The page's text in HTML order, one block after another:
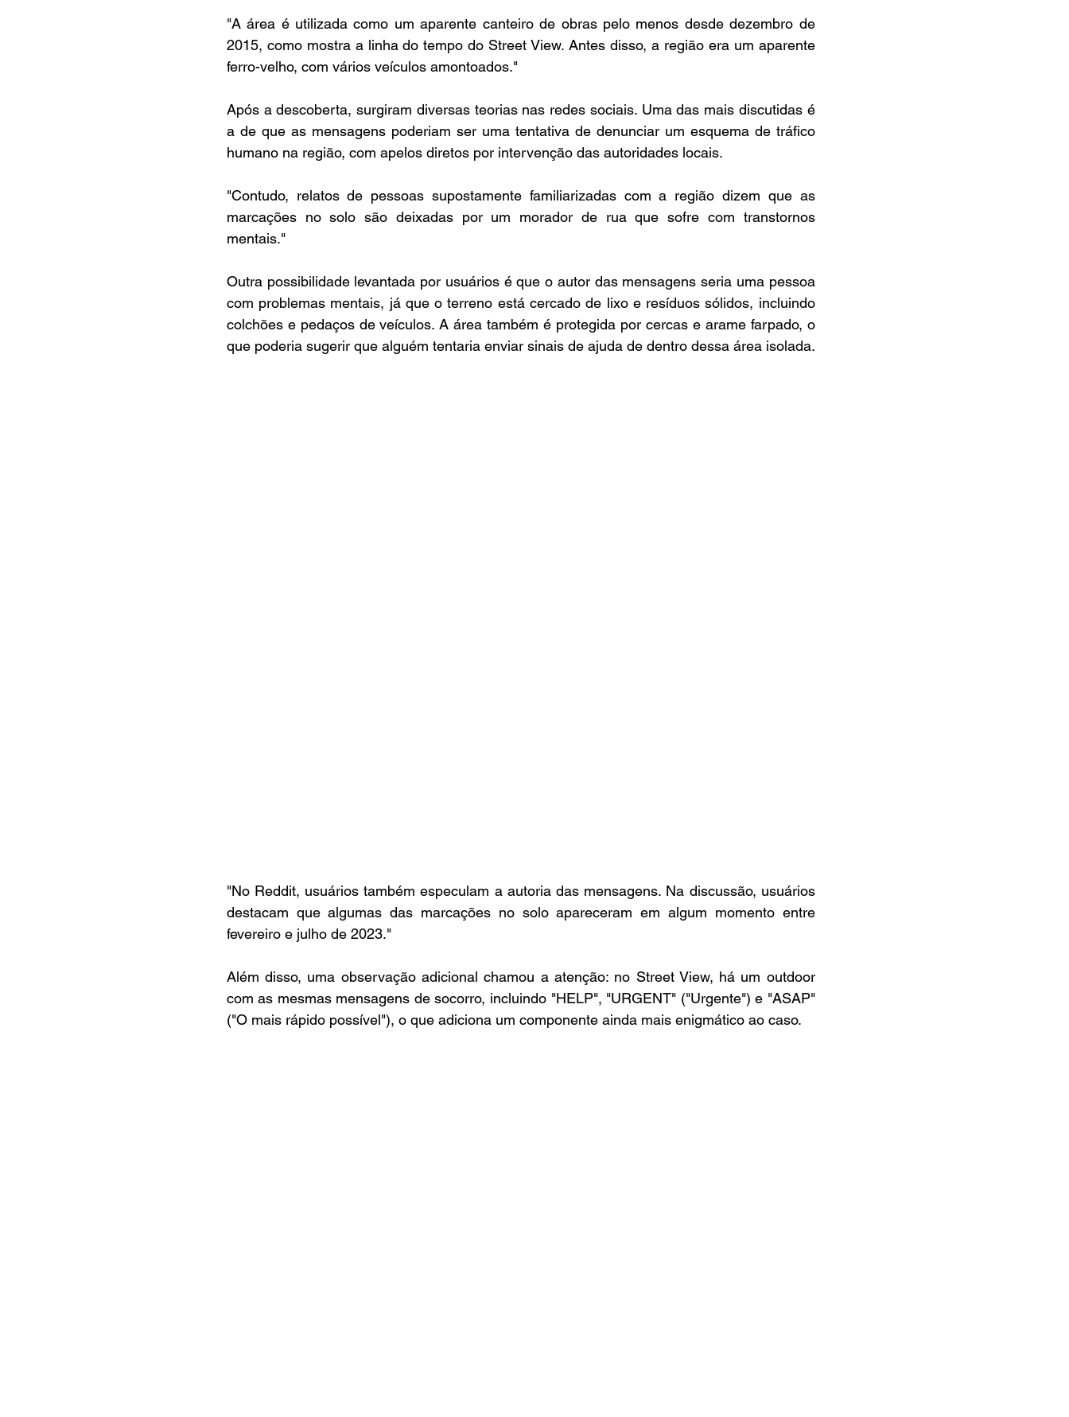
"A área é utilizada como um aparente canteiro de obras pelo menos desde dezembro de
2015, como mostra a linha do tempo do Street View. Antes disso, a região era um aparente
ferro-velho, com vários veículos amontoados."
Após a descoberta, surgiram diversas teorias nas redes sociais. Uma das mais discutidas é
a de que as mensagens poderiam ser uma tentativa de denunciar um esquema de tráfico
humano na região, com apelos diretos por intervenção das autoridades locais.
"Contudo, relatos de pessoas supostamente familiarizadas com a região dizem que as
marcações no solo são deixadas por um morador de rua que sofre com transtornos
mentais."
Outra possibilidade levantada por usuários é que o autor das mensagens seria uma pessoa
com problemas mentais, já que o terreno está cercado de lixo e resíduos sólidos, incluindo
colchões e pedaços de veículos. A área também é protegida por cercas e arame farpado, o
que poderia sugerir que alguém tentaria enviar sinais de ajuda de dentro dessa área isolada.
"No Reddit, usuários também especulam a autoria das mensagens. Na discussão, usuários
destacam que algumas das marcações no solo apareceram em algum momento entre
fevereiro e julho de 2023."
Além disso, uma observação adicional chamou a atenção: no Street View, há um outdoor
com as mesmas mensagens de socorro, incluindo "HELP", "URGENT" ("Urgente") e "ASAP"
("O mais rápido possível"), o que adiciona um componente ainda mais enigmático ao caso.